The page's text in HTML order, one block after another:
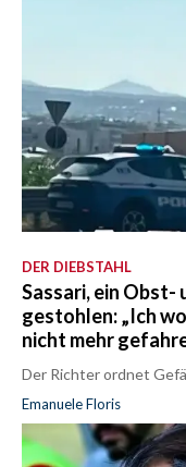
DER DIEBSTAHL
Sassari, ein Obst-
gestohlen: „Ich
nicht mehr
Der Richter ordnet
Emanuele Floris